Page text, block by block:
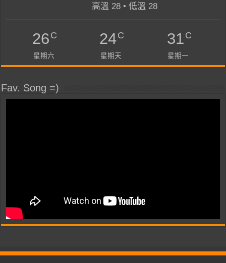
高溫 28 • 低溫 28
26C
星期六
24C
星期天
31C
星期一
Fav. Song =)